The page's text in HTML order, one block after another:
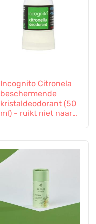
Incognito Citronela
beschermende
kristaldeodorant (50
ml) - ruikt niet naar